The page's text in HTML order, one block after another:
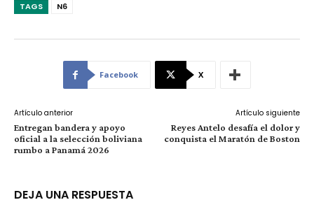
TAGS N6
Facebook X
Artículo anterior
Entregan bandera y apoyo
oficial a la selección boliviana
rumbo a Panamá 2026
Artículo siguiente
Reyes Antelo desafía el dolor y
conquista el Maratón de Boston
DEJA UNA RESPUESTA